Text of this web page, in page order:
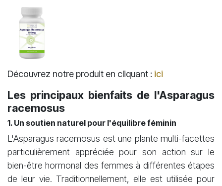
Découvrez notre produit en cliquant : ici
Les principaux bienfaits de l'Asparagus
racemosus
1. Un soutien naturel pour l'équilibre féminin
L'Asparagus racemosus est une plante multi-facettes
particulièrement appréciée pour son action sur le
bien-être hormonal des femmes à différentes étapes
de leur vie. Traditionnellement, elle est utilisée pour